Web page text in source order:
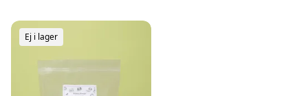
Ej i lager